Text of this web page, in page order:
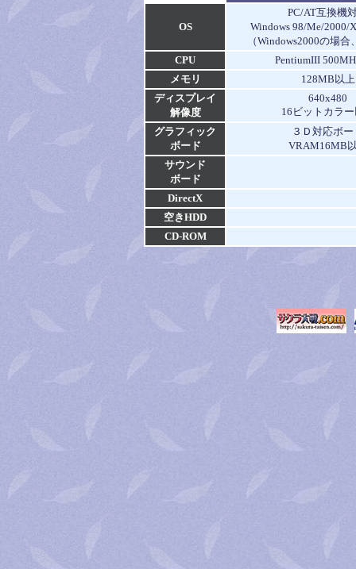
OS
PC/AT互換機
Windows 98/Me/2000/
（Windows2000の場合
CPU
PentiumIII
メモリ
128MB以上
ディスプレイ
解像度
640x480
16ビットカラ
グラフィック
ボード
３Ｄ対応ボー
VRAM16MB
サウンド
ボード
DirectX
空きHDD
CD-ROM